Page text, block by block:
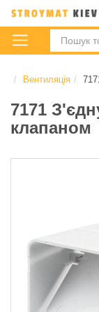
Вентиляція
7171
клапаном